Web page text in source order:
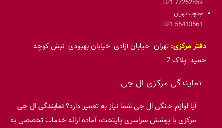
77262859 021
جنوب تهران
55413561 021
دفتر مرکزی: تهران- خیابان آزادی- خیابان بهبودی- نبش کوچه
حمید- پلاک 2
نمایندگی مرکزی ال جی
آیا لوازم خانگی ال جی شما نیاز به تعمیر دارد؟نمایندگی ال جی
مرکزی با پوشش سراسری پایتخت، آماده ارائه خدمات تخصصی به